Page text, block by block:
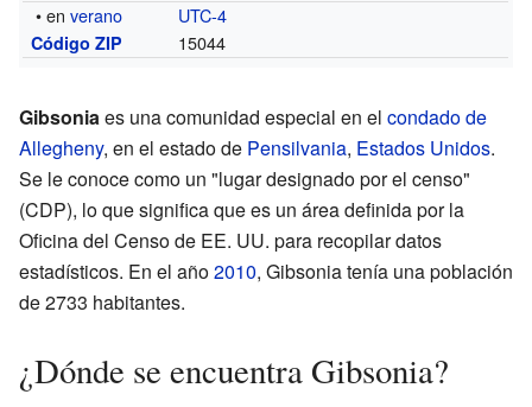
• enverano UTC-4
Código ZIP 15044
Gibsoniaes una comunidad especial en el condado de
Allegheny, en el estado de Pensilvania, Estados Unidos.
Se le conoce como un "lugar designado por el censo"
(CDP), lo que significa que es un área definida por la
Oficina del Censo de EE. UU. para recopilar datos
estadísticos. En el año2010, Gibsonia tenía una población
de 2733 habitantes.
¿Dónde se encuentra Gibsonia?